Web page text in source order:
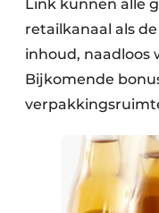
Link kunnen alle
retailkanaal als
inhoud, naadloos
Bijkomende